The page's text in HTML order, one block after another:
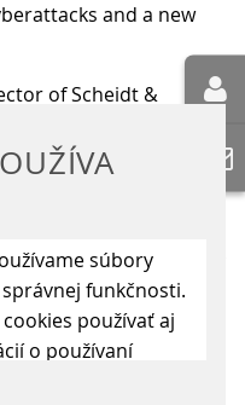
súbory
funkčnosti.
používať aj
o používaní
vylepšovať.
and a new
of Scheidt &
about the award: "We
Corsán has
this fruitful
long time."
we take advantage of
a happy summer! We
dates!